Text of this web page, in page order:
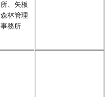
所、矢板
森林管理
事務所